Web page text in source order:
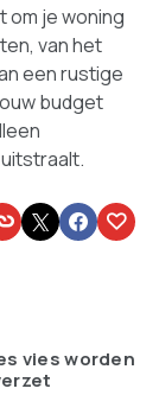
om je woning
van het
een rustige
budget
vies worden